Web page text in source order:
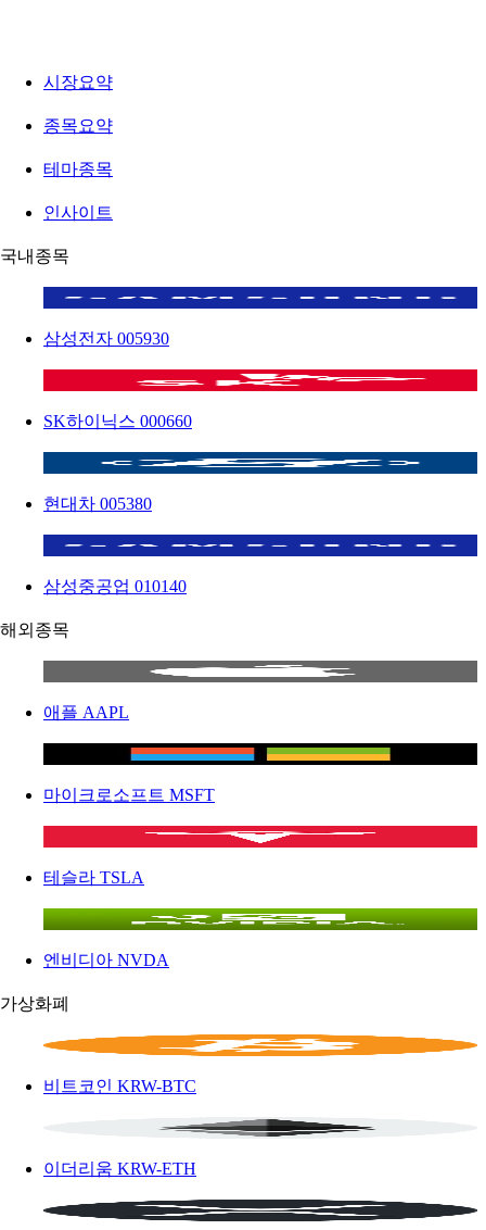
시장요약
종목요약
테마종목
인사이트
국내종목
삼성전자 005930
SK하이닉스 000660
현대차 005380
삼성중공업 010140
해외종목
애플 AAPL
마이크로소프트 MSFT
테슬라 TSLA
엔비디아 NVDA
가상화폐
비트코인 KRW-BTC
이더리움 KRW-ETH